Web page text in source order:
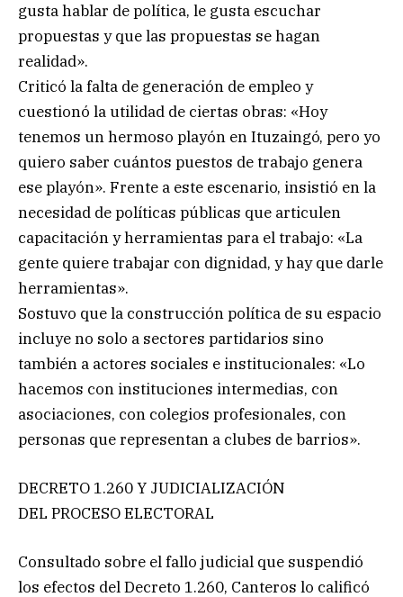
gusta hablar de política, le gusta escuchar
propuestas y que las propuestas se hagan
realidad».
Criticó la falta de generación de empleo y
cuestionó la utilidad de ciertas obras: «Hoy
tenemos un hermoso playón en Ituzaingó, pero yo
quiero saber cuántos puestos de trabajo genera
ese playón». Frente a este escenario, insistió en la
necesidad de políticas públicas que articulen
capacitación y herramientas para el trabajo: «La
gente quiere trabajar con dignidad, y hay que darle
herramientas».
Sostuvo que la construcción política de su espacio
incluye no solo a sectores partidarios sino
también a actores sociales e institucionales: «Lo
hacemos con instituciones intermedias, con
asociaciones, con colegios profesionales, con
personas que representan a clubes de barrios».
DECRETO 1.260 Y JUDICIALIZACIÓN
DEL PROCESO ELECTORAL
Consultado sobre el fallo judicial que suspendió
los efectos del Decreto 1.260, Canteros lo calificó